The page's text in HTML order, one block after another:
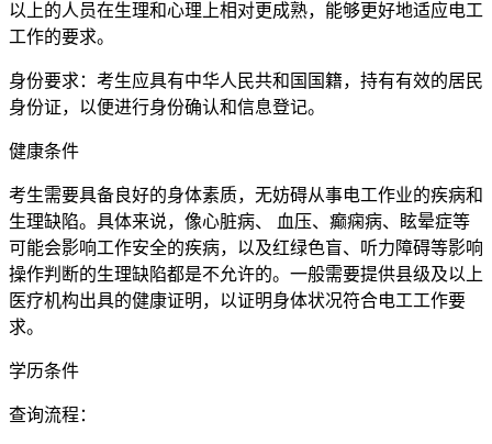
以上的人员在生理和心理上相对更成熟，能够更好地适应电工
工作的要求。
身份要求：考生应具有中华人民共和国国籍，持有有效的居民
身份证，以便进行身份确认和信息登记。
健康条件
考生需要具备良好的身体素质，无妨碍从事电工作业的疾病和
生理缺陷。具体来说，像心脏病、 血压、癫痫病、眩晕症等
可能会影响工作安全的疾病，以及红绿色盲、听力障碍等影响
操作判断的生理缺陷都是不允许的。一般需要提供县级及以上
医疗机构出具的健康证明，以证明身体状况符合电工工作要
求。
学历条件
查询流程：